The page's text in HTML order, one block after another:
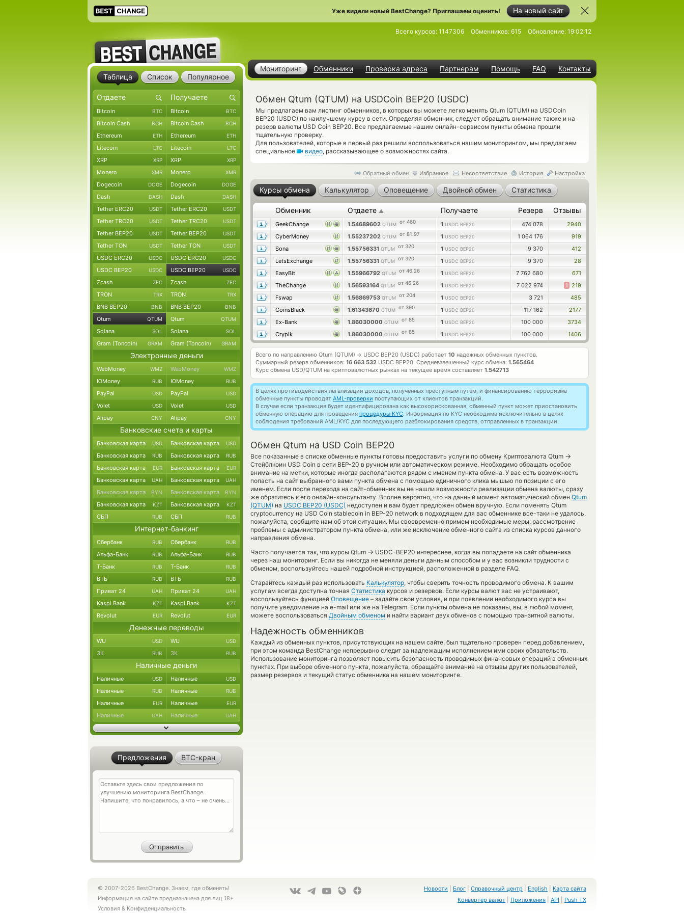
На новый сайт
Уже видели новый BestChange? Приглашаем оценить!
Мониторинг Обменники Проверка адреса Партнерам Помощь FAQ Контакты
Всего курсов: 1147306 Обменников: 615 Обновление: 19:02:12
Обмен Qtum (QTUM) на USDCoin BEP20 (USDC)
Мы предлагаем вам листинг обменников, в которых вы можете легко менять Qtum (QTUM) на USDCoin
BEP20 (USDC) по наилучшему курсу в сети. Определяя обменник, следует обращать внимание также и на
резерв валюты USD Coin BEP20. Все предлагаемые нашим онлайн-сервисом пункты обмена прошли
тщательную проверку.
Для пользователей, которые в первый раз решили воспользоваться нашим мониторингом, мы предлагаем
специальное
видео, рассказывающее о возможностях сайта.
Обратный обмен Избранное Несоответствие История Настройка
Курсы обмена Калькулятор Оповещение Двойной обмен Статистика
Обменник Отдаете ▲ Получаете Резерв Отзывы
GeekChange 1.54689602 QTUM от 460 1 USDC BEP20 474 078
2940
CyberMoney
1.55237202 QTUM от 81.97 1 USDC BEP20 1 064 176
919
Sona
1.55756331 QTUM от 320 1 USDC BEP20 9 370
412
LetsExchange
1.55756331 QTUM от 320 1 USDC BEP20 9 370
28
EasyBit
1.55966792 QTUM от 46.26 1 USDC BEP20 7 762 680
671
TheChange
1.56593164 QTUM от 46.26 1 USDC BEP20 7 022 974 1 219
Fswap
1.56869753 QTUM от 204 1 USDC BEP20 3 721
485
CoinsBlack
1.61343670 QTUM от 390 1 USDC BEP20 117 162
2177
Ex-Bank
1.86030000 QTUM от 85 1 USDC BEP20 100 000
3734
Crypik
1.86030000 QTUM от 85 1 USDC BEP20 100 000 1406
Всего по направлению Qtum (QTUM) → USDC BEP20 (USDC) работает 10 надежных обменных пунктов.
Суммарный резерв обменников: 16 663 532 USDC BEP20. Средневзвешенный курс обмена: 1.565464
Курс обмена USD/QTUM на криптовалютных рынках на текущее время составляет 1.542713
В целях противодействия легализации доходов, полученных преступным путем, и финансированию терроризма
обменные пункты проводят AML-проверки поступающих от клиентов транзакций.
В случае если транзакция будет идентифицирована как высокорискованная, обменный пункт может приостановить
обменную операцию для проведения процедуры KYC. Информация по KYC необходима исключительно в целях
соблюдения требований AML/KYC для последующего разблокирования средств, отправленных в транзакции.
Обмен Qtum на USD Coin BEP20
Все показанные в списке обменные пункты готовы предоставить услуги по обмену Криптовалюта Qtum →
Стейблкоин USD Coin в сети BEP-20 в ручном или автоматическом режиме. Необходимо обращать особое
внимание на метки, которые иногда располагаются рядом с именем пункта обмена. У вас есть возможность
попасть на сайт выбранного вами пункта обмена с помощью единичного клика мышью по позиции с его
именем. Если после перехода на сайт-обменник вы не нашли возможности реализации обмена валюты, сразу
же обратитесь к его онлайн-консультанту. Вполне вероятно, что на данный момент автоматический обмен Qtum
(QTUM) на USDC BEP20 (USDC) недоступен и вам будет предложен обмен вручную. Если поменять Qtum
cryptocurrency на USD Coin stablecoin in BEP-20 network в подходящем для вас обменнике все-таки не удалось,
пожалуйста, сообщите нам об этой ситуации. Мы своевременно примем необходимые меры: рассмотрение
проблемы с администратором пункта обмена, или же исключение обменного сайта из списка курсов данного
направления обмена.
Часто получается так, что курсы Qtum → USDC-BEP20 интереснее, когда вы попадаете на сайт обменника
через наш мониторинг. Если вы никогда не меняли деньги данным способом и у вас возникли трудности с
обменом, воспользуйтесь нашей подробной инструкцией, расположенной в разделе FAQ.
Старайтесь каждый раз использовать Калькулятор, чтобы сверить точность проводимого обмена. К вашим
услугам всегда доступна точная Статистика курсов и резервов. Если курсы валют вас не устраивают,
воспользуйтесь функцией Оповещение – задайте свои условия, и при появлении необходимого курса вы
получите уведомление на e-mail или же на Telegram. Если пункты обмена не показаны, вы, в любой момент,
можете воспользоваться Двойным обменом и найти вариант двух обменов с помощью транзитной валюты.
Надежность обменников
Каждый из обменных пунктов, присутствующих на нашем сайте, был тщательно проверен перед добавлением,
при этом команда BestChange непрерывно следит за надлежащим исполнением ими своих обязательств.
Использование мониторинга позволяет повысить безопасность проводимых финансовых операций в обменных
пунктах. При выборе обменного пункта, пожалуйста, обращайте внимание на отзывы других пользователей,
размер резервов и текущий статус обменника на нашем мониторинге.
Таблица Список Популярное
Bitcoin BTC Bitcoin BTC
Bitcoin Cash BCH Bitcoin Cash BCH
Ethereum ETH Ethereum ETH
Litecoin LTC Litecoin LTC
XRP XRP XRP XRP
Monero XMR Monero XMR
Dogecoin DOGE Dogecoin DOGE
Dash DASH Dash DASH
Tether ERC20 USDT Tether ERC20 USDT
Tether TRC20 USDT Tether TRC20 USDT
Tether BEP20 USDT Tether BEP20 USDT
Tether TON USDT Tether TON USDT
USDC ERC20 USDC USDC ERC20 USDC
USDC BEP20 USDC USDC BEP20 USDC
Zcash ZEC Zcash ZEC
TRON TRX TRON TRX
BNB BEP20 BNB BNB BEP20 BNB
Qtum QTUM Qtum QTUM
Solana SOL Solana SOL
Gram (Toncoin) GRAM Gram (Toncoin) GRAM
Электронные деньги
WebMoney WMZ WebMoney WMZ
ЮMoney RUB ЮMoney RUB
PayPal USD PayPal USD
Volet USD Volet USD
Alipay CNY Alipay CNY
Банковские счета и карты
Банковская карта USD Банковская карта USD
Банковская карта RUB Банковская карта RUB
Банковская карта EUR Банковская карта EUR
Банковская карта UAH Банковская карта UAH
Банковская карта BYN Банковская карта BYN
Банковская карта KZT Банковская карта KZT
СБП RUB СБП RUB
Интернет-банкинг
Сбербанк RUB Сбербанк RUB
Альфа-Банк RUB Альфа-Банк RUB
Т-Банк RUB Т-Банк RUB
ВТБ RUB ВТБ RUB
Приват 24 UAH Приват 24 UAH
Kaspi Bank KZT Kaspi Bank KZT
Revolut EUR Revolut EUR
Денежные переводы
WU USD WU USD
ЗК RUB ЗК RUB
Наличные деньги
Наличные USD Наличные USD
Наличные RUB Наличные RUB
Наличные EUR Наличные EUR
Наличные UAH Наличные UAH
Предложения BTC-кран
© 2007-2026 BestChange. Знаем, где обменять!
Информация на сайте предназначена для лиц 18+
Условия & Конфиденциальность
Новости Блог Справочный центр English
Карта сайта
Конвертер валют
Приложения API Push TX